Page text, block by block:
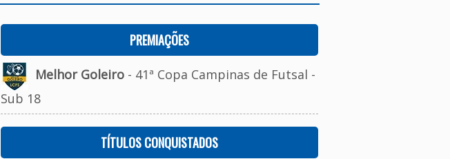
PREMIAÇÕES
Melhor Goleiro- 41ª Copa Campinas de Futsal -
Sub 18
TÍTULOS CONQUISTADOS